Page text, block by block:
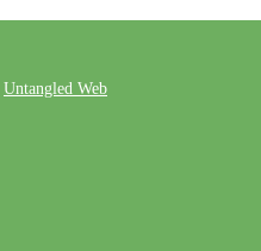
Untangled Web